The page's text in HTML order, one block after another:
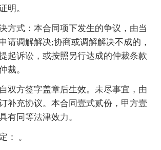
明。
方式：本合同项下发生的争议，由当
请调解解决;协商或调解解决不成的，
起诉讼，或按照另行达成的仲裁条款
裁。
双方签字盖章后生效。未尽事宜，由
补充协议。本合同壹式贰份，甲方壹
有同等法津效力。
： 。